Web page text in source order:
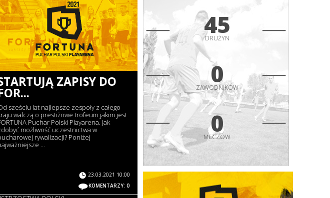
ZAPISY DO
sześciu lat najlepsze zespoły z całego
walczą o prestiżowe trofeum jakim jest
Puchar Polski Playarena. Jak
możliwość uczestnictwa w
rywalizacji? Poniżej
...
23.03.2021 10:00
KOMENTARZY: 0
45
DRUŻYN
0
ZAWODNIKÓW
0
MECZÓW